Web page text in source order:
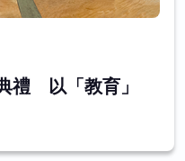
禮 以「教育」